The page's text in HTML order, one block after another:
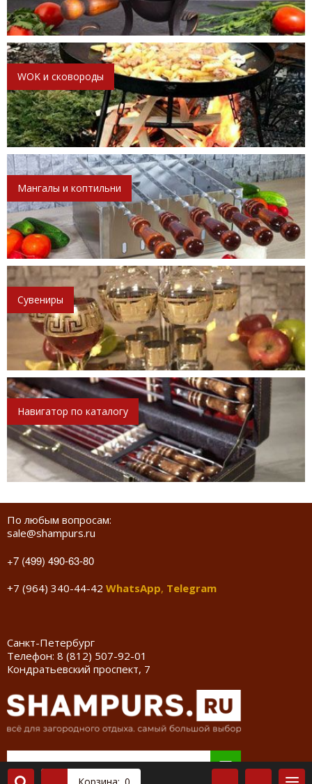
WOK и сковороды
Мангалы и коптильни
Сувениры
Навигатор по каталогу
По любым вопросам:
sale@shampurs.ru
+7 (499) 490-63-80
+7 (964) 340-44-42 WhatsApp, Telegram
Санкт-Петербург
Телефон: 8 (812) 507-92-01
Кондратьевский проспект, 7